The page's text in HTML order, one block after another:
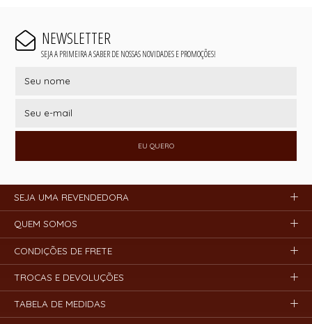
NEWSLETTER
SEJA A PRIMEIRA A SABER DE NOSSAS NOVIDADES E PROMOÇÕES!
EU QUERO
SEJA UMA REVENDEDORA
QUEM SOMOS
CONDIÇÕES DE FRETE
TROCAS E DEVOLUÇÕES
TABELA DE MEDIDAS